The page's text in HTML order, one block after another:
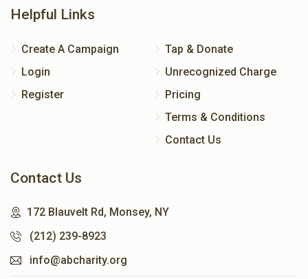
Helpful Links
Create A Campaign
Login
Register
Tap & Donate
Unrecognized Charge
Pricing
Terms & Conditions
Contact Us
Contact Us
172 Blauvelt Rd, Monsey, NY
(212) 239-8923
info@abcharity.org